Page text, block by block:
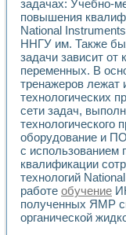
Стенд
Система
Учебный
Учебный
задачах: Учебно-
повышения
National
ННГУ им. Также
задачи зависит от
переменных. В
тренажеров
технологических
сети задач,
технологического
оборудование и
с
квалификации
технологий
работе обучение
полученных ЯМР
органической